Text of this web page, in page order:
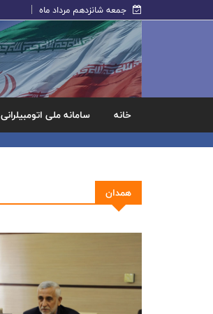
جمعه شانزدهم مرداد ماه
خانه سامانه ملی اتومبیلرانی
همدان